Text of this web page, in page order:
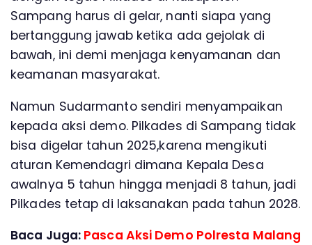
Sampang harus di gelar, nanti siapa yang
bertanggung jawab ketika ada gejolak di
bawah, ini demi menjaga kenyamanan dan
keamanan masyarakat.
Namun Sudarmanto sendiri menyampaikan
kepada aksi demo. Pilkades di Sampang tidak
bisa digelar tahun 2025,karena mengikuti
aturan Kemendagri dimana Kepala Desa
awalnya 5 tahun hingga menjadi 8 tahun, jadi
Pilkades tetap di laksanakan pada tahun 2028.
Baca Juga: Pasca Aksi Demo Polresta Malang